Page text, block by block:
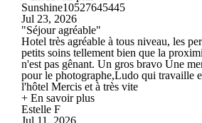
Sunshine10527645445
Jul 23, 2026
"Séjour agréable"
Hotel très agréable à tous niveau, les
petits soins tellement bien que la
n'est pas gênant. Un gros bravo Une
pour le photographe,Ludo qui travaille
l'hôtel Mercis et à très vite
+ En savoir plus
Estelle F
Jul 11, 2026